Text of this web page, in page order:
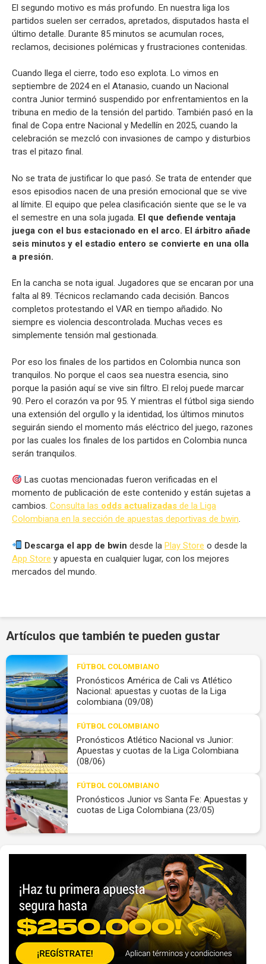
El segundo motivo es más profundo. En nuestra liga los
partidos suelen ser cerrados, apretados, disputados hasta el
último detalle. Durante 85 minutos se acumulan roces,
reclamos, decisiones polémicas y frustraciones contenidas.
Cuando llega el cierre, todo eso explota. Lo vimos en
septiembre de 2024 en el Atanasio, cuando un Nacional
contra Junior terminó suspendido por enfrentamientos en la
tribuna en medio de la tensión del partido. También pasó en la
final de Copa entre Nacional y Medellín en 2025, cuando la
celebración se mezcló con invasiones de campo y disturbios
tras el pitazo final.
No se trata de justificar lo que pasó. Se trata de entender que
esos episodios nacen de una presión emocional que se vive
al límite. El equipo que pelea clasificación siente que se le va
el semestre en una sola jugada. El que defiende ventaja
juega con el bus estacionado en el arco. El árbitro añade
seis minutos y el estadio entero se convierte en una olla
a presión.
En la cancha se nota igual. Jugadores que se encaran por una
falta al 89. Técnicos reclamando cada decisión. Bancos
completos protestando el VAR en tiempo añadido. No
siempre es violencia descontrolada. Muchas veces es
simplemente tensión mal gestionada.
Por eso los finales de los partidos en Colombia nunca son
tranquilos. No porque el caos sea nuestra esencia, sino
porque la pasión aquí se vive sin filtro. El reloj puede marcar
90. Pero el corazón va por 95. Y mientras el fútbol siga siendo
una extensión del orgullo y la identidad, los últimos minutos
seguirán siendo el momento más eléctrico del juego, razones
por las cuales los finales de los partidos en Colombia nunca
serán tranquilos.
Las cuotas mencionadas fueron verificadas en el
momento de publicación de este contenido y están sujetas a
cambios. Consulta las odds actualizadas de la Liga
Colombiana en la sección de apuestas deportivas de bwin.
Descarga el app de bwin desde laPlay Store o desde la
App Store y apuesta en cualquier lugar, con los mejores
mercados del mundo.
Artículos que también te pueden gustar
FÚTBOL COLOMBIANO
Pronósticos América de Cali vs Atlético
Nacional: apuestas y cuotas de la Liga
colombiana (09/08)
FÚTBOL COLOMBIANO
Pronósticos Atlético Nacional vs Junior:
Apuestas y cuotas de la Liga Colombiana
(08/06)
FÚTBOL COLOMBIANO
Pronósticos Junior vs Santa Fe: Apuestas y
cuotas de Liga Colombiana (23/05)